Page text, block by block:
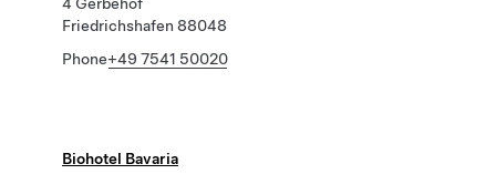
Friedrichshafen 88048
Phone+49 7541 50020
Biohotel Bavaria